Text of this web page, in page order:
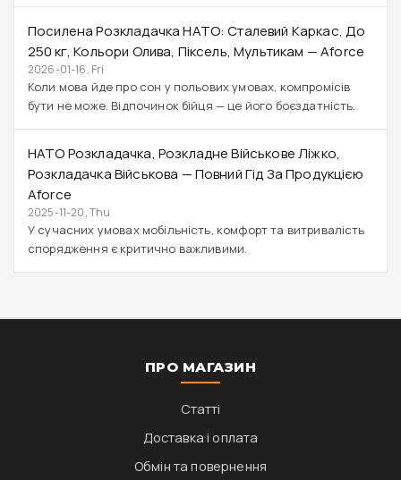
Посилена Розкладачка НАТО: Сталевий Каркас, До
250 Кг, Кольори Олива, Піксель, Мультикам — Aforce
2026-01-16, Fri
Коли мова йде про сон у польових умовах, компромісів
бути не може. Відпочинок бійця — це його боєздатність.
НАТО Розкладачка, Розкладне Військове Ліжко,
Розкладачка Військова — Повний Гід За Продукцією
Aforce
2025-11-20, Thu
У сучасних умовах мобільність, комфорт та витривалість
спорядження є критично важливими.
ПРО МАГАЗИН
Статті
Доставка і оплата
Обмін та повернення